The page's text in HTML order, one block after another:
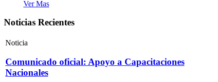
Ver Mas
Noticias Recientes
Noticia
Comunicado oficial: Apoyo a Capacitaciones
Nacionales